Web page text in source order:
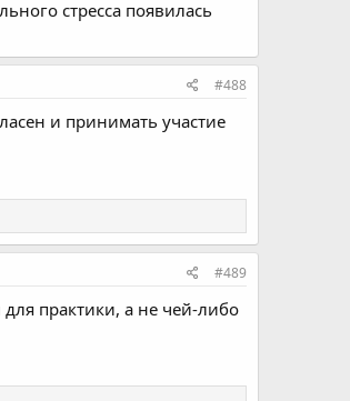
стресса появилась
#488
и принимать участие
#489
практики, а не чей-либо